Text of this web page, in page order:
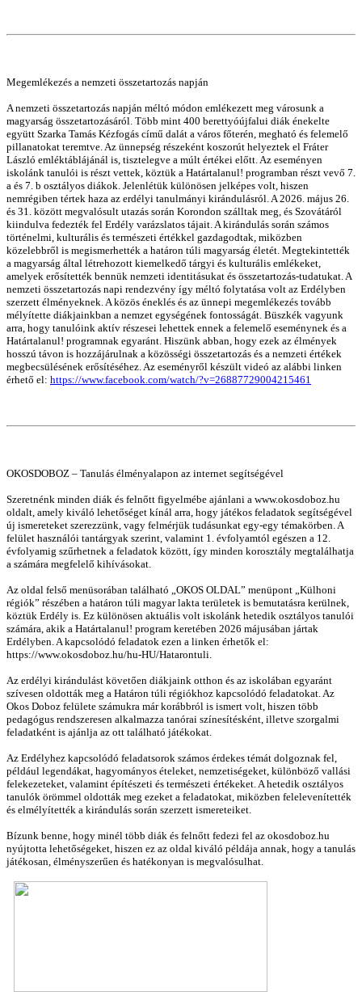
Megemlékezés a nemzeti összetartozás napján
A nemzeti összetartozás napján méltó módon emlékezett meg városunk a
magyarság összetartozásáról. Több mint 400 berettyóújfalui diák énekelte
együtt Szarka Tamás Kézfogás című dalát a város főterén, megható és felemelő
pillanatokat teremtve. Az ünnepség részeként koszorút helyeztek el Fráter
László emléktáblájánál is, tisztelegve a múlt értékei előtt. Az eseményen
iskolánk tanulói is részt vettek, köztük a Határtalanul! programban részt vevő 7.
a és 7. b osztályos diákok. Jelenlétük különösen jelképes volt, hiszen
nemrégiben tértek haza az erdélyi tanulmányi kirándulásról. A 2026. május 26.
és 31. között megvalósult utazás során Korondon szálltak meg, és Szovátáról
kiindulva fedezték fel Erdély varázslatos tájait. A kirándulás során számos
történelmi, kulturális és természeti értékkel gazdagodtak, miközben
közelebbről is megismerhették a határon túli magyarság életét. Megtekintették
a magyarság által létrehozott kiemelkedő tárgyi és kulturális emlékeket,
amelyek erősítették bennük nemzeti identitásukat és összetartozás-tudatukat. A
nemzeti összetartozás napi rendezvény így méltó folytatása volt az Erdélyben
szerzett élményeknek. A közös éneklés és az ünnepi megemlékezés tovább
mélyítette diákjainkban a nemzet egységének fontosságát. Büszkék vagyunk
arra, hogy tanulóink aktív részesei lehettek ennek a felemelő eseménynek és a
Határtalanul! programnak egyaránt. Hiszünk abban, hogy ezek az élmények
hosszú távon is hozzájárulnak a közösségi összetartozás és a nemzeti értékek
megbecsülésének erősítéséhez. Az eseményről készült videó az alábbi linken
érhető el: https://www.facebook.com/watch/?v=26887729004215461
OKOSDOBOZ – Tanulás élményalapon az internet segítségével
Szeretnénk minden diák és felnőtt figyelmébe ajánlani a www.okosdoboz.hu
oldalt, amely kiváló lehetőséget kínál arra, hogy játékos feladatok segítségével
új ismereteket szerezzünk, vagy felmérjük tudásunkat egy-egy témakörben. A
felület használói tantárgyak szerint, valamint 1. évfolyamtól egészen a 12.
évfolyamig szűrhetnek a feladatok között, így minden korosztály megtalálhatja
a számára megfelelő kihívásokat.
Az oldal felső menüsorában található „OKOS OLDAL” menüpont „Külhoni
régiók” részében a határon túli magyar lakta területek is bemutatásra kerülnek,
köztük Erdély is. Ez különösen aktuális volt iskolánk hetedik osztályos tanulói
számára, akik a Határtalanul! program keretében 2026 májusában jártak
Erdélyben. A kapcsolódó feladatok ezen a linken érhetők el:
https://www.okosdoboz.hu/hu-HU/Hatarontuli.
Az erdélyi kirándulást követően diákjaink otthon és az iskolában egyaránt
szívesen oldották meg a Határon túli régiókhoz kapcsolódó feladatokat. Az
Okos Doboz felülete számukra már korábbról is ismert volt, hiszen több
pedagógus rendszeresen alkalmazza tanórai színesítésként, illetve szorgalmi
feladatként is ajánlja az ott található játékokat.
Az Erdélyhez kapcsolódó feladatsorok számos érdekes témát dolgoznak fel,
például legendákat, hagyományos ételeket, nemzetiségeket, különböző vallási
felekezeteket, valamint építészeti és természeti értékeket. A hetedik osztályos
tanulók örömmel oldották meg ezeket a feladatokat, miközben felelevenítették
és elmélyítették a kirándulás során szerzett ismereteiket.
Bízunk benne, hogy minél több diák és felnőtt fedezi fel az okosdoboz.hu
nyújtotta lehetőségeket, hiszen ez az oldal kiváló példája annak, hogy a tanulás
játékosan, élményszerűen és hatékonyan is megvalósulhat.